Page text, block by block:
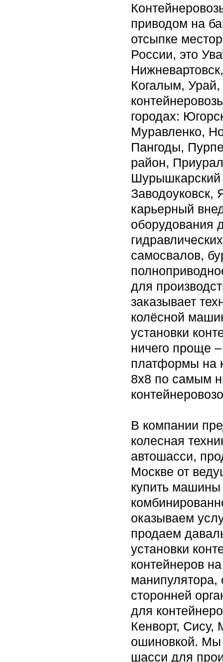
приводом на
отсыпке
России, это
Когалым,
городах:
Муравленко,
Пангоды,
район,
Заводоуковск,
карьерный
оборудования
самосвалов,
для
заказывает
колёсной
установки
ничего проще
платформы на
8х8 по самым
В компании
колесная
автошасси,
Москве от
купить машины
оказываем
продаем
установки
контейнеров
манипулятора,
сторонней
для
Кенворт,
ошиновкой. Мы
шасси для